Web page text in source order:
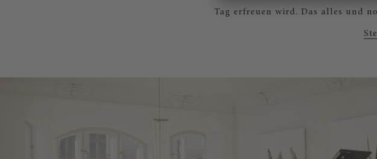
Tag erfreuen wird. Das alles und